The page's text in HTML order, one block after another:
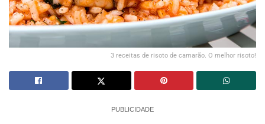
3 receitas de risoto de camarão. O melhor risoto!
PUBLICIDADE